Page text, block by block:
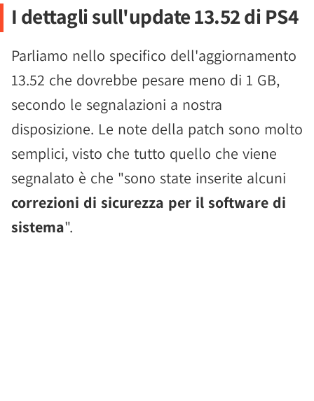
I dettagli sull'update 13.52 di PS4
Parliamo nello specifico dell'aggiornamento
13.52 che dovrebbe pesare meno di 1 GB,
secondo le segnalazioni a nostra
disposizione. Le note della patch sono molto
semplici, visto che tutto quello che viene
segnalato è che "sono state inserite alcuni
correzioni di sicurezza per il software di
sistema".